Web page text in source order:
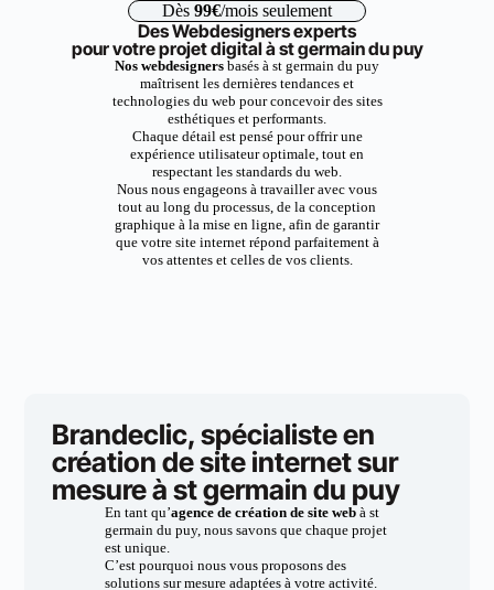
Dès 99€/mois seulement
Des Webdesigners experts
pour votre projet digital à st germain du puy
Nos webdesigners basés à st germain du puy
maîtrisent les dernières tendances et
technologies du web pour concevoir des sites
esthétiques et performants.
Chaque détail est pensé pour offrir une
expérience utilisateur optimale, tout en
respectant les standards du web.
Nous nous engageons à travailler avec vous
tout au long du processus, de la conception
graphique à la mise en ligne, afin de garantir
que votre site internet répond parfaitement à
vos attentes et celles de vos clients.
Brandeclic, spécialiste en
création de site internet sur
mesure à st germain du puy
En tant qu’agence de création de site webà st
germain du puy, nous savons que chaque projet
est unique.
C’est pourquoi nous vous proposons des
solutions sur mesure adaptées à votre activité.